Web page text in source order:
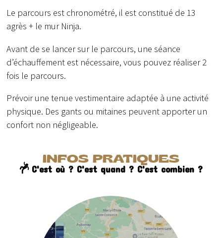
Le parcours est chronométré, il est constitué de 13
agrès + le mur Ninja.
Avant de se lancer sur le parcours, une séance
d’échauffement est nécessaire, vous pouvez réaliser 2
fois le parcours.
Prévoir une tenue vestimentaire adaptée à une activité
physique. Des gants ou mitaines peuvent apporter un
confort non négligeable.
INFOS PRATIQUES
C'est où ? C'est quand ? C'est combien ?